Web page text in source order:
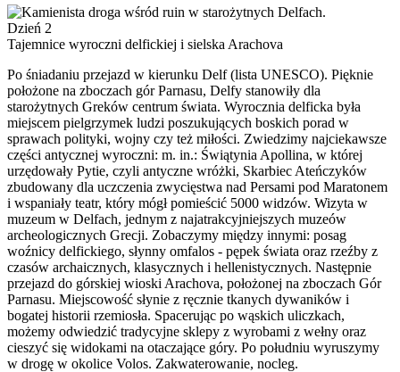
Dzień 2
Tajemnice wyroczni delfickiej i sielska Arachova
Po śniadaniu przejazd w kierunku Delf (lista UNESCO). Pięknie
położone na zboczach gór Parnasu, Delfy stanowiły dla
starożytnych Greków centrum świata. Wyrocznia delficka była
miejscem pielgrzymek ludzi poszukujących boskich porad w
sprawach polityki, wojny czy też miłości. Zwiedzimy najciekawsze
części antycznej wyroczni: m. in.: Świątynia Apollina, w której
urzędowały Pytie, czyli antyczne wróżki, Skarbiec Ateńczyków
zbudowany dla uczczenia zwycięstwa nad Persami pod Maratonem
i wspaniały teatr, który mógł pomieścić 5000 widzów. Wizyta w
muzeum w Delfach, jednym z najatrakcyjniejszych muzeów
archeologicznych Grecji. Zobaczymy między innymi: posag
woźnicy delfickiego, słynny omfalos - pępek świata oraz rzeźby z
czasów archaicznych, klasycznych i hellenistycznych. Następnie
przejazd do górskiej wioski Arachova, położonej na zboczach Gór
Parnasu. Miejscowość słynie z ręcznie tkanych dywaników i
bogatej historii rzemiosła. Spacerując po wąskich uliczkach,
możemy odwiedzić tradycyjne sklepy z wyrobami z wełny oraz
cieszyć się widokami na otaczające góry. Po południu wyruszymy
w drogę w okolice Volos. Zakwaterowanie, nocleg.